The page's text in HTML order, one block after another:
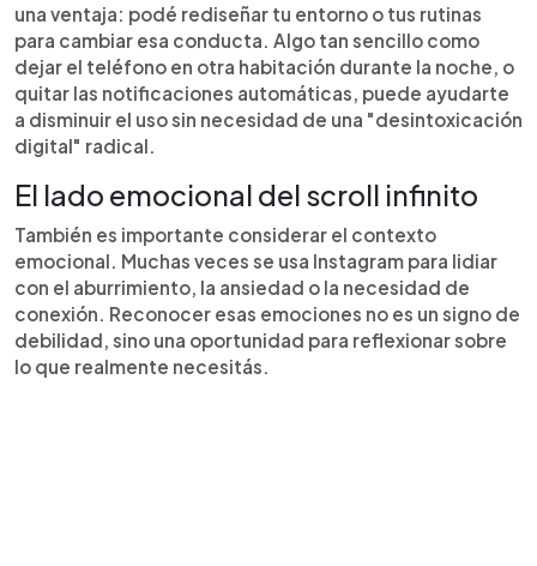
una ventaja: podé rediseñar tu entorno o tus rutinas
para cambiar esa conducta. Algo tan sencillo como
dejar el teléfono en otra habitación durante la noche, o
quitar las notificaciones automáticas, puede ayudarte
a disminuir el uso sin necesidad de una "desintoxicación
digital" radical.
El lado emocional del scroll infinito
También es importante considerar el contexto
emocional. Muchas veces se usa Instagram para lidiar
con el aburrimiento, la ansiedad o la necesidad de
conexión. Reconocer esas emociones no es un signo de
debilidad, sino una oportunidad para reflexionar sobre
lo que realmente necesitás.